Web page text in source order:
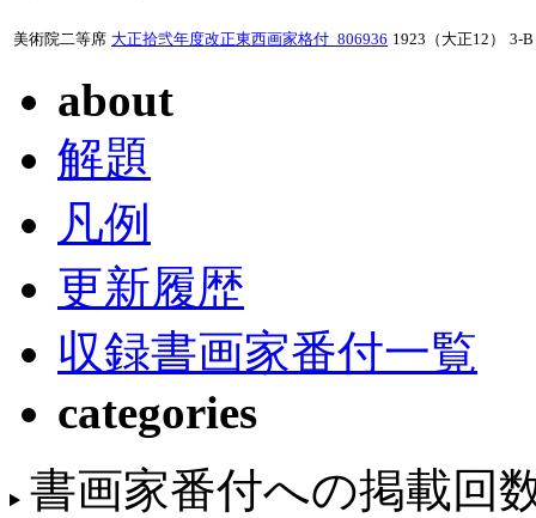
美術院二等席 大正拾弐年度改正東西画家格付_806936 1923（大正12） 3-B
about
解題
凡例
更新履歴
収録書画家番付一覧
categories
書画家番付への掲載回